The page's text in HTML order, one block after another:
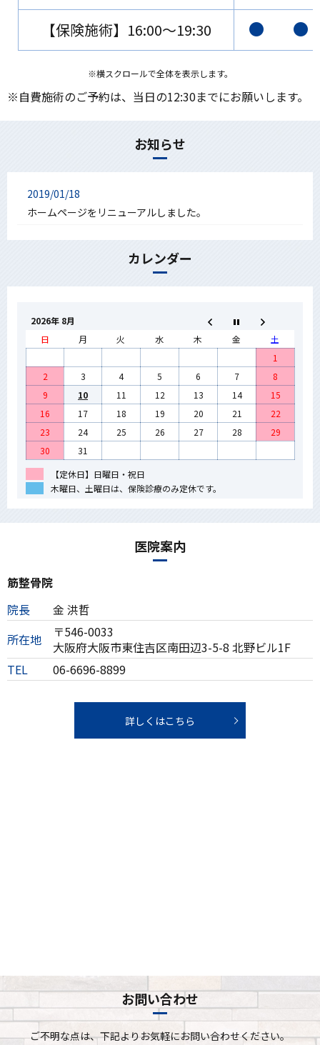
【保険施術】16:00～19:30
※横スクロールで全体を表示します。
※自費施術のご予約は、当日の12:30までにお願いします。
お知らせ
2019/01/18
ホームページをリニューアルしました。
カレンダー
2026年 8月
日
月 火 水 木 金
土
1
2
3 4 5 6 7
8
9
10 11 12 13 14
15
16
17 18 19 20 21
22
23
24 25 26 27 28
29
30
31
【定休日】日曜日・祝日
木曜日、土曜日は、保険診療のみ定休です。
医院案内
筋整骨院
院長
金 洪哲
所在地
〒546-0033
大阪府大阪市東住吉区南田辺3-5-8 北野ビル1F
TEL
06-6696-8899
詳しくはこちら
お問い合わせ
ご不明な点は、下記よりお気軽にお問い合わせください。